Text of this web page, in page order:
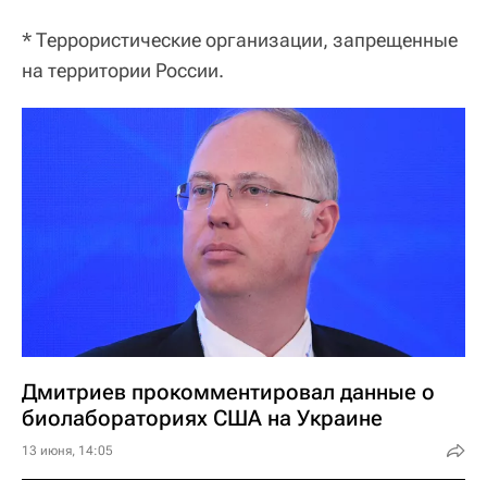
* Террористические организации, запрещенные
на территории России.
Дмитриев прокомментировал данные о
биолабораториях США на Украине
13 июня, 14:05